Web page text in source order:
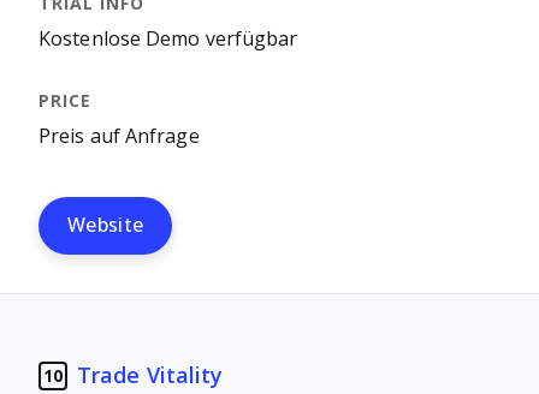
Kostenlose Demo verfügbar
Preis auf Anfrage
Website
10 Trade Vitality